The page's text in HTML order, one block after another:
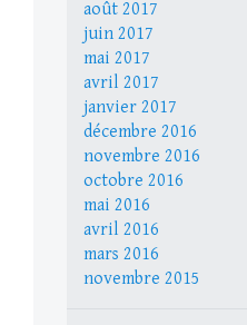
août 2017
juin 2017
mai 2017
avril 2017
janvier 2017
décembre 2016
novembre 2016
octobre 2016
mai 2016
avril 2016
mars 2016
novembre 2015